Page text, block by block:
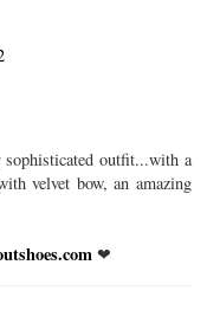
outfit...with a
velvet bow, an amazing
❤